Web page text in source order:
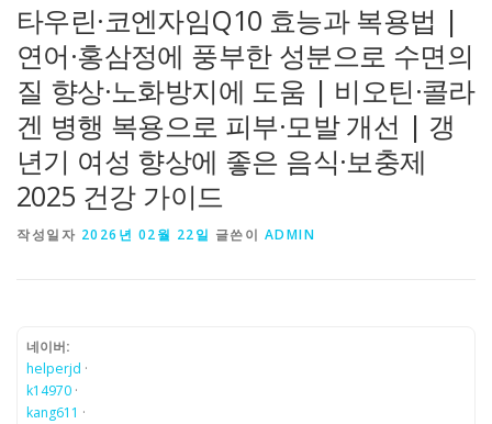
타우린·코엔자임Q10 효능과 복용법 |
연어·홍삼정에 풍부한 성분으로 수면의
질 향상·노화방지에 도움 | 비오틴·콜라
겐 병행 복용으로 피부·모발 개선 | 갱
년기 여성 향상에 좋은 음식·보충제
2025 건강 가이드
작성일자 2026년 02월 22일 글쓴이 ADMIN
네이버:
helperjd ·
k14970 ·
kang611 ·